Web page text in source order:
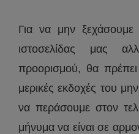
Για να μην
ιστοσελίδας μας
προορισμού, θα πρέπει
μερικές εκδοχές του
να περάσουμε στον
μήνυμα να είναι σε